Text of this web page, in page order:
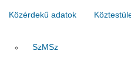
Közérdekű adatok
SzMSz